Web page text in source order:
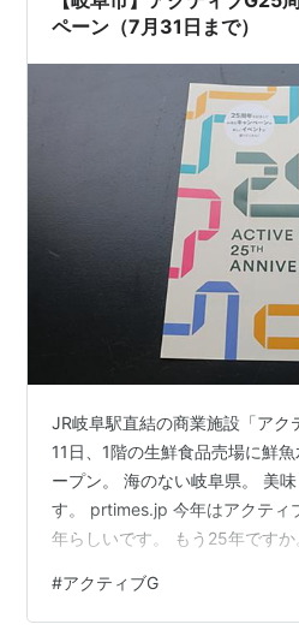
気がします。 …
ペーン（7月31日まで）
JR岐阜駅直結の商業施設「アク
11日、1階の生鮮食品売場に鮮
ープン。 海のない岐阜県。 美
す。 prtimes.jp 今年はアクティ
年らしいです。 もう25年です
匠たちが集う「TAKUMI工房」
る」「買う」「創る」という3
#アクティブG